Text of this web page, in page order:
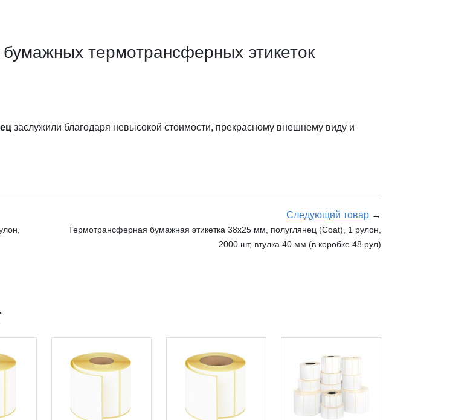
термотрансферных этикеток
заслужили благодаря невысокой стоимости, прекрасному внешнему виду и
Следующий товар →
Термотрансферная бумажная этикетка 38х25 мм, полуглянец (Coat), 1 рулон,
2000 шт, втулка 40 мм (в коробке 48 рул)